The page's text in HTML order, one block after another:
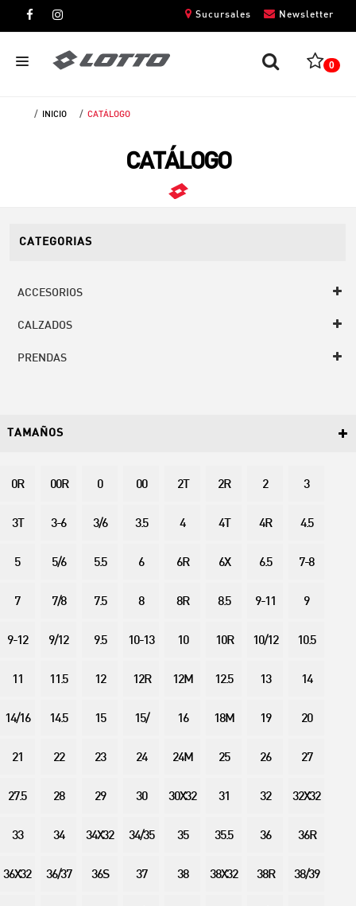
Newsletter
Sucursales
0
INICIO CATÁLOGO
CATÁLOGO
CATEGORIAS
ACCESORIOS
CALZADOS
PRENDAS
TAMAÑOS
0R 00R 0 00 2T 2R 2 3
3T 3-6 3/6 3.5 4 4T 4R 4.5
5 5/6 5.5 6 6R 6X 6.5 7-8
7 7/8 7.5 8 8R 8.5 9-11 9
9-12 9/12 9.5 10-13 10 10R 10/12 10.5
11 11.5 12 12R 12M 12.5 13 14
14/16 14.5 15 15/ 16 18M 19 20
21 22 23 24 24M 25 26 27
27.5 28 29 30 30X32 31 32 32X32
33 34 34X32 34/35 35 35.5 36 36R
36X32 36/37 36S 37 38 38X32 38R 38/39